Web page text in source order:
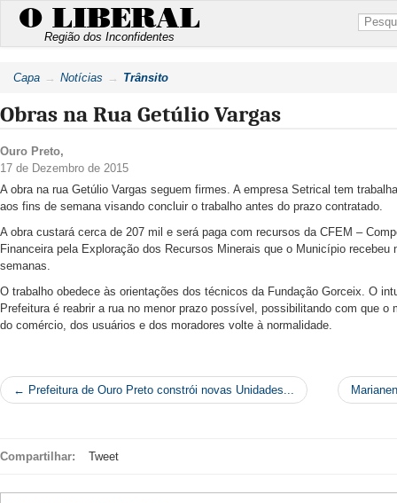
O LIBERAL
Região dos Inconfidentes
Capa Notícias Trânsito
Obras na Rua Getúlio Vargas
Ouro Preto,
17 de Dezembro de 2015
A obra na rua Getúlio Vargas seguem firmes. A empresa Setrical tem
aos fins de semana visando concluir o trabalho antes do prazo contratado.
A obra custará cerca de 207 mil e será paga com recursos da CFEM –
Financeira pela Exploração dos Recursos Minerais que o Município recebeu
semanas.
O trabalho obedece às orientações dos técnicos da Fundação Gorceix. O
Prefeitura é reabrir a rua no menor prazo possível, possibilitando com que o
do comércio, dos usuários e dos moradores volte à normalidade.
← Prefeitura de Ouro Preto constrói novas Unidades...
Compartilhar: Tweet